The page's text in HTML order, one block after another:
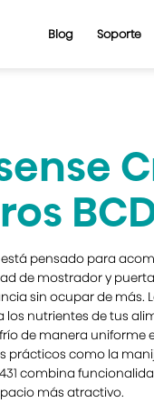
Blog Soporte
está pensado para
de mostrador y
sin ocupar de más.
nutrientes de tus
de manera uniforme
prácticos como la
combina
más atractivo.